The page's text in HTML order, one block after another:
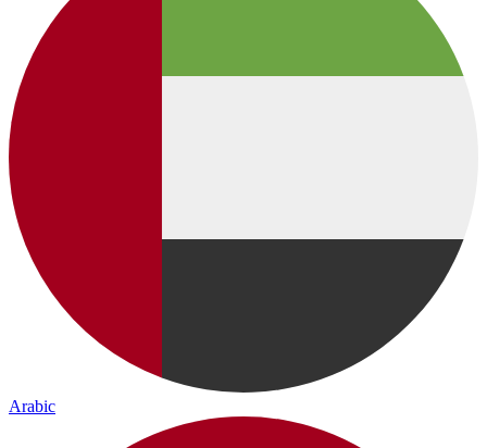
Arabic